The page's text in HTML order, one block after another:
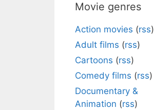
Movie genres
Action movies (rss)
Adult films (rss)
Cartoons (rss)
Comedy films (rss)
Documentary &
Animation (rss)